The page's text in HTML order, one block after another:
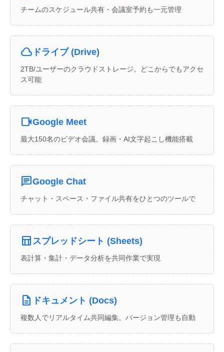
チームのスケジュール共有・会議室予約も一元管理
cloud_queue ドライブ (Drive)
2TB/ユーザーのクラウドストレージ。どこからでもアクセ
ス可能
videocamGoogle Meet
最大150名のビデオ会議。録画・AI文字起こし機能搭載
chatGoogle Chat
チャット・スペース・ファイル共有をひとつのツールで
table_chart スプレッドシート (Sheets)
表計算・集計・データ分析を共同作業で実現
description ドキュメント (Docs)
複数人でリアルタイム共同編集。バージョン管理も自動